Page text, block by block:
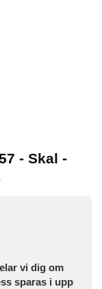
- Skal -
vi dig om
sparas i upp